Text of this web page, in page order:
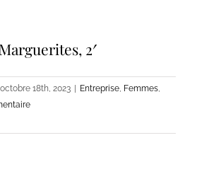
2′
octobre 18th, 2023 Entreprise, Femmes,